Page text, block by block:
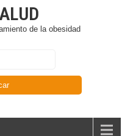
de la obesidad